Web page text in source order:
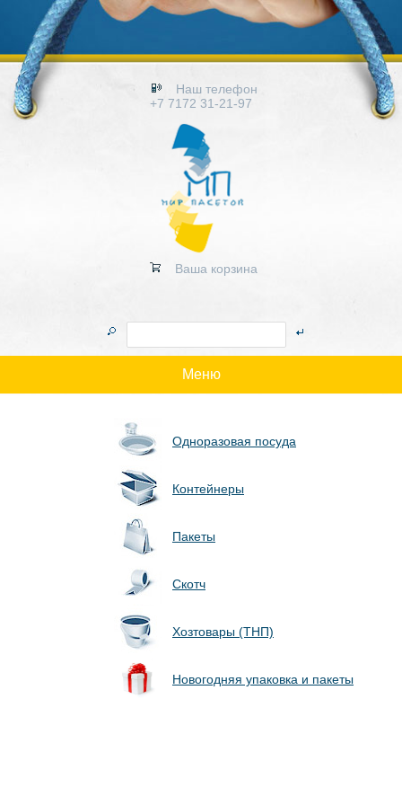
Наш телефон
+7 7172 31-21-97
Ваша корзина
Меню
Одноразовая посуда
Контейнеры
Пакеты
Скотч
Хозтовары (ТНП)
Новогодняя упаковка и пакеты